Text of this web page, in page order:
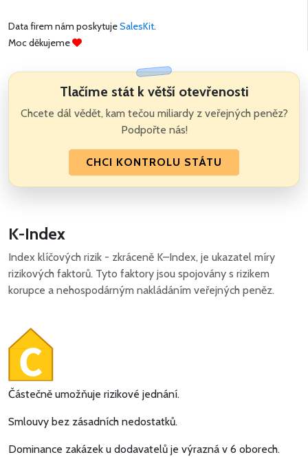
Data firem nám poskytujeSalesKit.
Moc děkujeme
Tlačíme stát k větší otevřenosti
Chcete dál vědět, kam tečou miliardy z veřejných peněz?
Podpořte nás!
CHCI KONTROLU STÁTU
K-Index
Index klíčových rizik - zkráceně K–Index, je ukazatel míry
rizikových faktorů. Tyto faktory jsou spojovány s rizikem
korupce a nehospodárným nakládáním veřejných peněz.
Částečně umožňuje rizikové jednání.
Smlouvy bez zásadních nedostatků.
Dominance zakázek u dodavatelů je výrazná v 6 oborech.